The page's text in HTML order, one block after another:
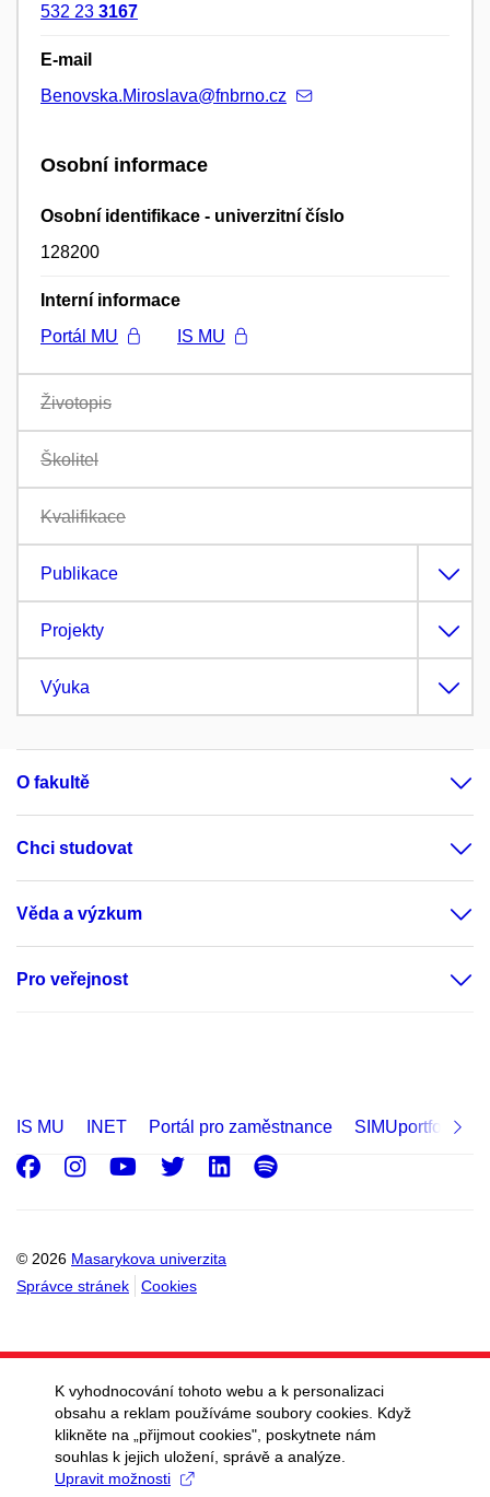
532 23 3167
E-mail
Benovska.Miroslava@fnbrno.cz
Osobní informace
Osobní identifikace - univerzitní číslo
128200
Interní informace
Portál MU
IS MU
Životopis
Školitel
Kvalifikace
Publikace
Projekty
Výuka
O fakultě
Chci studovat
Věda a výzkum
Pro veřejnost
IS MU INET Portál pro zaměstnance SIMUportfolio
© 2026 Masarykova univerzita
Správce stránek
Cookies
Facebook
Instagram
Youtube
Twitter
LinkedIn
Spotify
K vyhodnocování tohoto webu a k personalizaci
obsahu a reklam používáme soubory cookies. Když
klikněte na „přijmout cookies", poskytnete nám
souhlas k jejich uložení, správě a analýze.
Upravit možnosti